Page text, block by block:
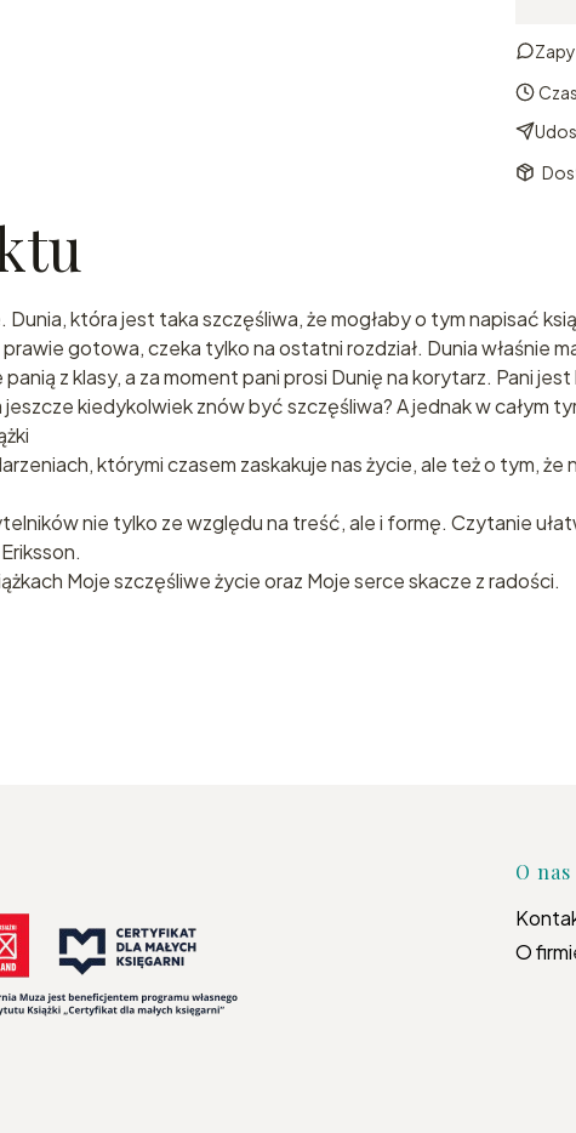
która jest taka szczęśliwa, że mogłaby o tym napisać
gotowa, czeka tylko na ostatni rozdział. Dunia właśnie
z klasy, a za moment pani prosi Dunię na korytarz. Pani
jeszcze kiedykolwiek znów być szczęśliwa? A jednak w całym
którymi czasem zaskakuje nas życie, ale też o tym,
nie tylko ze względu na treść, ale i formę. Czytanie
Moje szczęśliwe życie oraz Moje serce skacze z radości.
O nas
O